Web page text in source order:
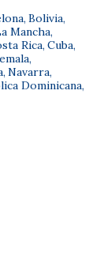
, Bolivia,
Mancha,
Rica, Cuba,
,
, Navarra,
Dominicana,